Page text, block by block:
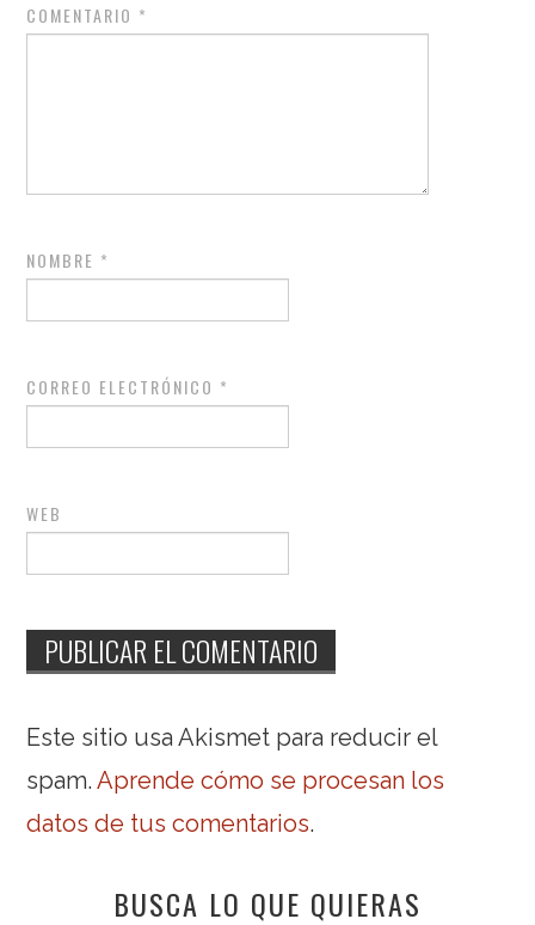
COMENTARIO *
NOMBRE *
CORREO ELECTRÓNICO *
WEB
Este sitio usa Akismet para reducir el
spam.Aprende cómo se procesan los
datos de tus comentarios.
BUSCA LO QUE QUIERAS